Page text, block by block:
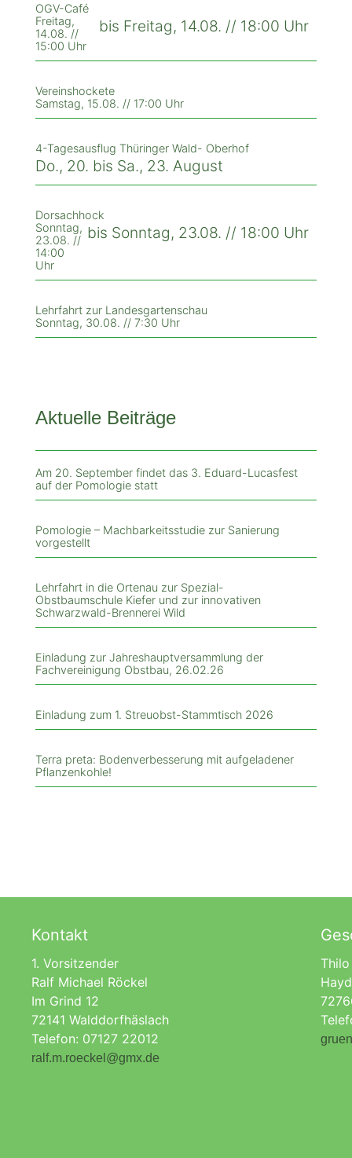
OGV-Café
Freitag,
14.08. //
15:00 Uhr
bis Freitag, 14.08. // 18:00 Uhr
Vereinshockete
Samstag, 15.08. // 17:00 Uhr
4-Tagesausflug Thüringer Wald- Oberhof
Do., 20. bis Sa., 23. August
Dorsachhock
Sonntag,
23.08. //
14:00
Uhr
bis Sonntag, 23.08. // 18:00 Uhr
Lehrfahrt zur Landesgartenschau
Sonntag, 30.08. // 7:30 Uhr
Aktuelle Beiträge
Am 20. September findet das 3. Eduard-Lucasfest
auf der Pomologie statt
Pomologie – Machbarkeitsstudie zur Sanierung
vorgestellt
Lehrfahrt in die Ortenau zur Spezial-
Obstbaumschule Kiefer und zur innovativen
Schwarzwald-Brennerei Wild
Einladung zur Jahreshauptversammlung der
Fachvereinigung Obstbau, 26.02.26
Einladung zum 1. Streuobst-Stammtisch 2026
Terra preta: Bodenverbesserung mit aufgeladener
Pflanzenkohle!
Kontakt
1. Vorsitzender
Ralf Michael Röckel
Im Grind 12
72141 Walddorfhäslach
Telefon: 07127 22012
ralf.m.roeckel@gmx.de